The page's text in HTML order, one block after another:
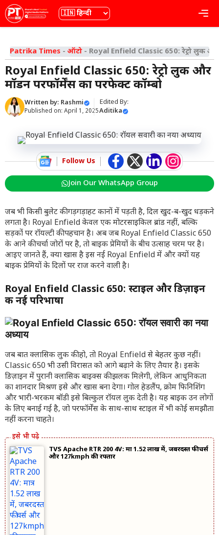
Skip
to
content
भाषा
Patrika Times - ऑटो - Royal Enfield
Royal Enfield Classic 650: रेट्रो लुक और
मॉडर्न परफॉर्मेंस का परफेक्ट कॉम्बो
Written by: Rashmi
Published on: April 1, 2025
Edited By:
Aditika
Follow Us
Join Our WhatsApp Group
जब भी किसी बुलेट की गड़गड़ाहट कानों में पड़ती है, दिल खुद-ब-खुद धड़कने
लगता है। Royal Enfield केवल एक मोटरसाइकिल ब्रांड नहीं, बल्कि
सड़कों पर रॉयल्टी की पहचान है। अब जब Royal Enfield Classic 650
के आने की चर्चा जोरों पर है, तो बाइक प्रेमियों के बीच उत्साह चरम पर है।
आइए जानते हैं, क्या खास है इस नई Royal Enfield में और क्यों यह
बाइक प्रेमियों के दिलों पर राज करने वाली है।
Royal Enfield Classic 650: स्टाइल और डिज़ाइन
की नई परिभाषा
जब बात क्लासिक लुक की हो, तो Royal Enfield से बेहतर कुछ नहीं।
Classic 650 भी उसी विरासत को आगे बढ़ाने के लिए तैयार है। इसके
डिज़ाइन में पुरानी क्लासिक बाइक्स की झलक मिलेगी, लेकिन आधुनिकता
का शानदार मिश्रण इसे और खास बना देगा। गोल हेडलैंप, क्रोम फिनिशिंग
और भारी-भरकम बॉडी इसे बिल्कुल रॉयल लुक देती है। यह बाइक उन लोगों
के लिए बनाई गई है, जो परफॉर्मेंस के साथ-साथ स्टाइल में भी कोई समझौता
नहीं करना चाहते।
TVS Apache RTR 200 4V: मात्र 1.52 लाख में, जबरदस्त फीचर्स
और 127kmph की रफ्तार